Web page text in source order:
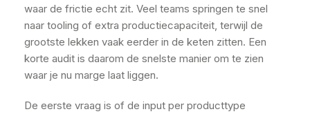
waar de frictie echt zit. Veel teams springen te snel
naar tooling of extra productiecapaciteit, terwijl de
grootste lekken vaak eerder in de keten zitten. Een
korte audit is daarom de snelste manier om te zien
waar je nu marge laat liggen.
De eerste vraag is of de input per producttype